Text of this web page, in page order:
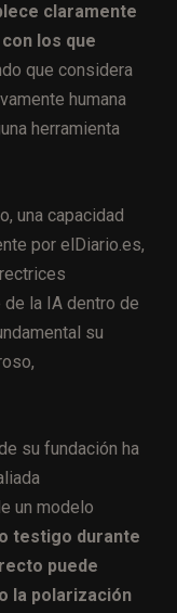
claramente
los que
que considera
humana
herramienta
una capacidad
por elDiario.es,
la IA dentro de
su
su fundación ha
un modelo
testigo durante
puede
la polarización